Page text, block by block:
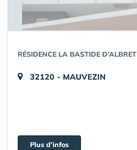
RÉSIDENCE LA BASTIDE D’ALBRET
32120 - MAUVEZIN
Plus d'infos